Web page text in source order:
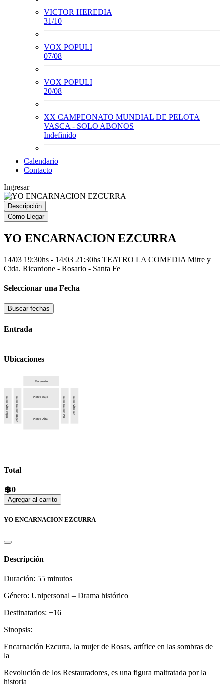
VICTOR HEREDIA
31/10
VOX POPULI
07/08
VOX POPULI
20/08
XX CAMPEONATO MUNDIAL DE PELOTA
VASCA - SOLO ABONOS
Indefinido
Calendario
Contacto
Ingresar
Descripción
Cómo Llegar
YO ENCARNACION EZCURRA
14/03 19:30hs - 14/03 21:30hs TEATRO LA COMEDIA Mitre y
Ctda. Ricardone - Rosario - Santa Fe
Seleccionar una Fecha
Buscar fechas
Entrada
Ubicaciones
Escenario
Palco Alto Impar Palco Balcon Impar Platea Baja Palco Balcon Par Palco Alto Par
Platea Alta
Total
💲0
Agregar al carrito
YO ENCARNACION EZCURRA
Descripción
Duración: 55 minutos
Género: Unipersonal – Drama histórico
Destinatarios: +16
Sinopsis:
Encarnación Ezcurra, la mujer de Rosas, artífice en las sombras de
la
Revolución de los Restauradores, es una figura maltratada por la
historia